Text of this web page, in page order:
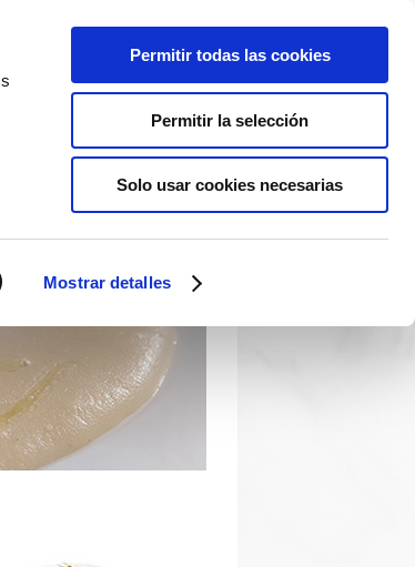
Mostrar detalles
Permitir todas las cookies
Permitir la selección
Solo usar cookies necesarias